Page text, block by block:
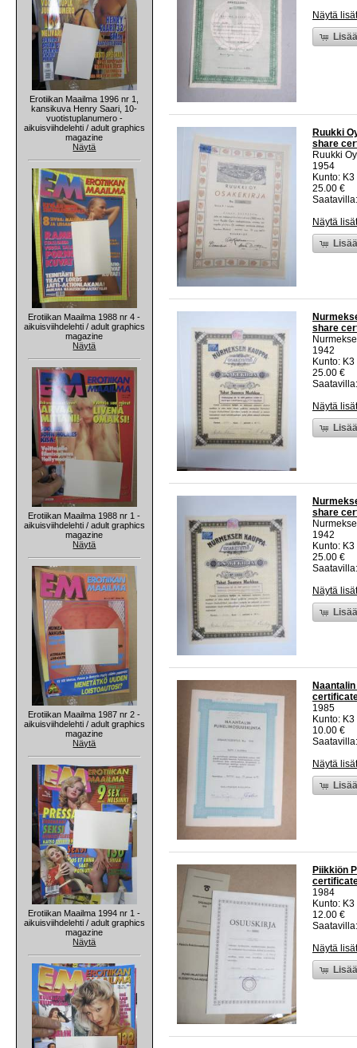
Erotiikan Maailma 1996 nr 1,
kansikuva Henry Saari, 10-
vuotistuplanumero -
aikuisviihdelehti / adult graphics
magazine
Näytä
Erotiikan Maailma 1988 nr 4 -
aikuisviihdelehti / adult graphics
magazine
Näytä
Erotiikan Maailma 1988 nr 1 -
aikuisviihdelehti / adult graphics
magazine
Näytä
Erotiikan Maailma 1987 nr 2 -
aikuisviihdelehti / adult graphics
magazine
Näytä
Erotiikan Maailma 1994 nr 1 -
aikuisviihdelehti / adult graphics
magazine
Näytä
Näytä
Ruukki
share
Ruukki Oy
1954
Kunto:
25.00 €
Näytä
share
1942
Kunto:
25.00 €
Näytä
share
1942
Kunto:
25.00 €
Näytä
1985
Kunto:
10.00 €
Näytä
Piikkiön
1984
Kunto:
12.00 €
Näytä